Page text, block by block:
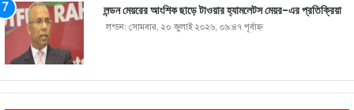
লন্ডন মেয়রের আংশিক ছাড়ে টাওয়ার হ্যামলেটস মেয়র-এর প্রতিক্রিয়া
লন্ডন: সোমবার, ২০ জুলাই ২০২৬, ০৯:৪৭ পূর্বাহ্ণ